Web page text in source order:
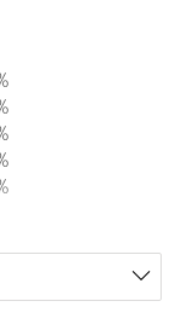
の閲覧環境によ
ます。あらかじめ
照ください。
各店舗ま